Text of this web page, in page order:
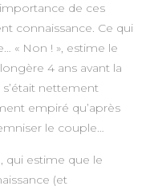
de ces
connaissance. Ce qui
« Non ! », estime le
4 ans avant la
nettement
empiré qu’après
le couple…
qui estime que le
(et